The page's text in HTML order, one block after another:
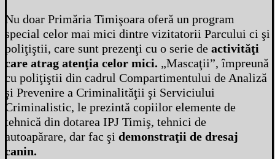
Nu doar Primăria Timişoara oferă un program
special celor mai mici dintre vizitatorii Parcului ci şi
poliţiştii, care sunt prezenţi cu o serie de activităţi
care atrag atenţia celor mici. „Mascaţii”, împreună
cu poliţiştii din cadrul Compartimentului de Analiză
şi Prevenire a Criminalităţii şi Serviciului
Criminalistic, le prezintă copiilor elemente de
tehnică din dotarea IPJ Timiş, tehnici de
autoapărare, dar fac şi demonstraţii de dresaj
canin.